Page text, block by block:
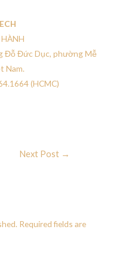
Đỗ Đức Dục, phường Mễ
Nam.
(HCMC)
Next Post →
Required fields are